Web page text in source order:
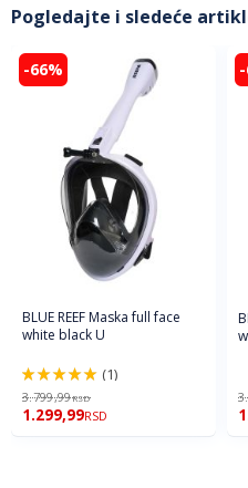
Pogledajte i sledeće
-66%
BLUE REEF Maska full face
white black U
100%
(1)
3.799,99RSD
1.299,99RSD